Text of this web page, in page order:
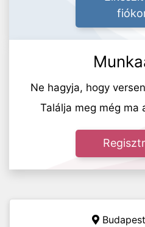
Ne hagyja, hogy
Találja meg még ma